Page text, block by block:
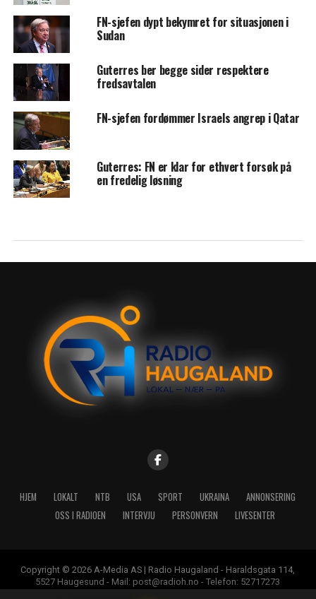
FN-sjefen dypt bekymret for situasjonen i
Sudan
Guterres ber begge sider respektere
fredsavtalen
FN-sjefen fordømmer Israels angrep i Qatar
Guterres: FN er klar for ethvert forsøk på
en fredelig løsning
HJEM LOKALT NTB USA SPORT UKRAINA
ANNONSERING
OSS I RADIOEN
INTERVJU PERSONVERN LIVESENTER
Copyright © 2026 A-Media AS | Radio Haugaland - Haraldsgata 114,
5527 Haugesund - Mail: post@radioh.no - Telefon: 52717273